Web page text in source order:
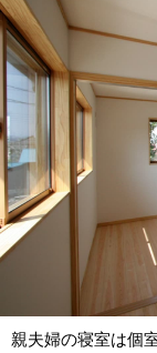
親夫婦の寝室は個